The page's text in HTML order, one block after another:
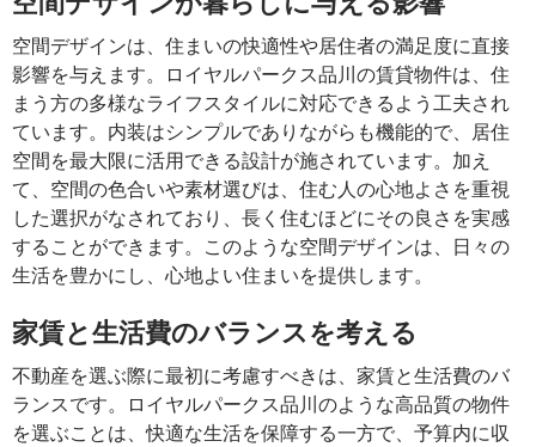
空間デザインは、住まいの快適性や居住者の満足度に直接
影響を与えます。ロイヤルパークス品川の賃貸物件は、住
まう方の多様なライフスタイルに対応できるよう工夫され
ています。内装はシンプルでありながらも機能的で、居住
空間を最大限に活用できる設計が施されています。加え
て、空間の色合いや素材選びは、住む人の心地よさを重視
した選択がなされており、長く住むほどにその良さを実感
することができます。このような空間デザインは、日々の
生活を豊かにし、心地よい住まいを提供します。
家賃と生活費のバランスを考える
不動産を選ぶ際に最初に考慮すべきは、家賃と生活費のバ
ランスです。ロイヤルパークス品川のような高品質の物件
を選ぶことは、快適な生活を保障する一方で、予算内に収